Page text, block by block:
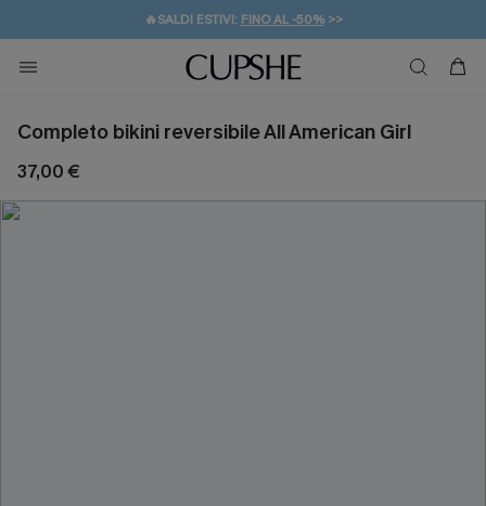
🔥SALDI ESTIVI: FINO AL -50%>>
🚚SPEDIZIONE GRATUITA DA 49€
💌REGALO PER I NUOVI: 20% DI SCONTO*
Completo bikini reversibile All American Girl
37,00 €